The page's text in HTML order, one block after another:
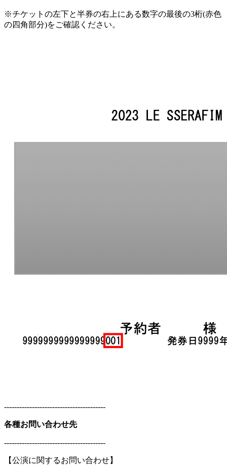
※チケットの左下と半券の右上にある数字の最後の3桁(赤色
の四角部分)をご確認ください。
----------------------------------------
各種お問い合わせ先
----------------------------------------
【公演に関するお問い合わせ】